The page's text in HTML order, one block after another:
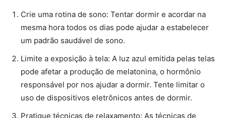
Crie uma rotina de sono: Tentar dormir e acordar na
mesma hora todos os dias pode ajudar a estabelecer
um padrão saudável de sono.
Limite a exposição à tela: A luz azul emitida pelas telas
pode afetar a produção de melatonina, o hormônio
responsável por nos ajudar a dormir. Tente limitar o
uso de dispositivos eletrônicos antes de dormir.
Pratique técnicas de relaxamento: As técnicas de